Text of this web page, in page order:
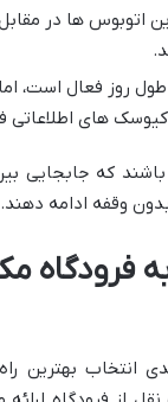
اتوبوس ها در
روز فعال است،
های اطلاعاتی
که جابجایی
وقفه ادامه دهند.
فرودگاه
انتخاب بهترین